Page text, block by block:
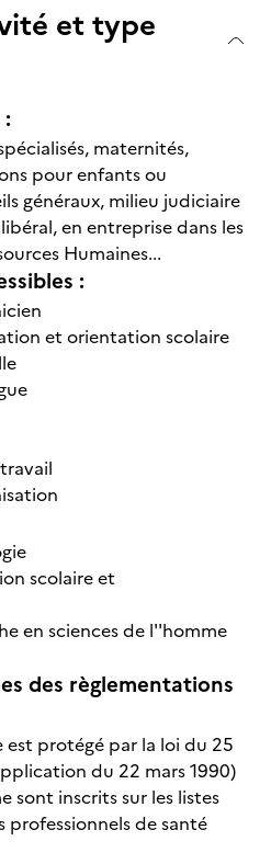
et type
maternités,
pour enfants ou
généraux, milieu judiciaire
en entreprise dans les
Humaines...
:
et orientation scolaire
scolaire et
en sciences de l''homme
des règlementations
protégé par la loi du 25
du 22 mars 1990)
sont inscrits sur les listes
professionnels de santé